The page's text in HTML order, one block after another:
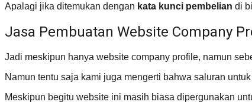
Apalagi jika ditemukan dengan kata kunci pembelian di
Jasa Pembuatan Website Company
Jadi meskipun hanya website company profile, namun
Namun tentu saja kami juga mengerti bahwa saluran
Meskipun begitu website ini masih biasa dipergunakan